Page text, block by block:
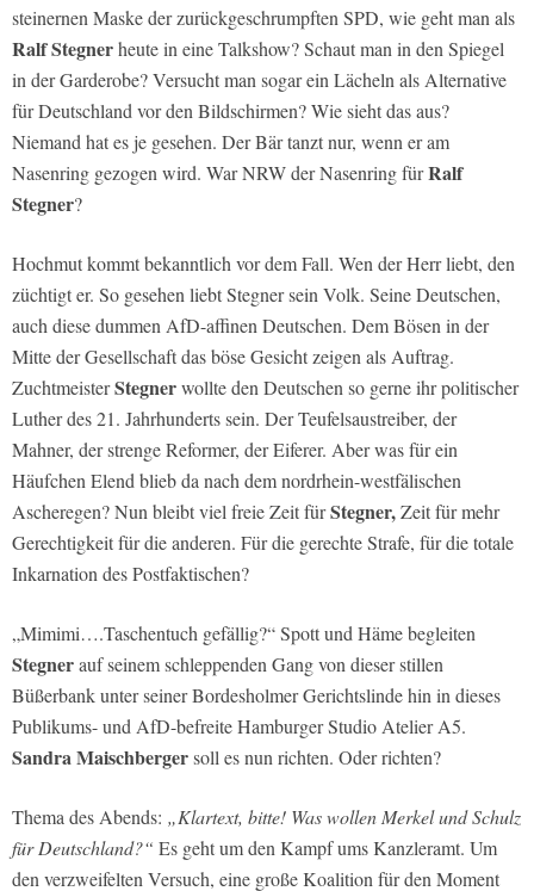
steinernen Maske der zurückgeschrumpften SPD, wie geht man als
Ralf Stegnerheute in eine Talkshow? Schaut man in den Spiegel
in der Garderobe? Versucht man sogar ein Lächeln als Alternative
für Deutschland vor den Bildschirmen? Wie sieht das aus?
Niemand hat es je gesehen. Der Bär tanzt nur, wenn er am
Nasenring gezogen wird. War NRW der Nasenring fürRalf
Stegner?
Hochmut kommt bekanntlich vor dem Fall. Wen der Herr liebt, den
züchtigt er. So gesehen liebt Stegner sein Volk. Seine Deutschen,
auch diese dummen AfD-affinen Deutschen. Dem Bösen in der
Mitte der Gesellschaft das böse Gesicht zeigen als Auftrag.
ZuchtmeisterStegnerwollte den Deutschen so gerne ihr politischer
Luther des 21. Jahrhunderts sein. Der Teufelsaustreiber, der
Mahner, der strenge Reformer, der Eiferer. Aber was für ein
Häufchen Elend blieb da nach dem nordrhein-westfälischen
Ascheregen? Nun bleibt viel freie Zeit fürStegner,Zeit für mehr
Gerechtigkeit für die anderen. Für die gerechte Strafe, für die totale
Inkarnation des Postfaktischen?
„Mimimi….Taschentuch gefällig?“ Spott und Häme begleiten
Stegnerauf seinem schleppenden Gang von dieser stillen
Büßerbank unter seiner Bordesholmer Gerichtslinde hin in dieses
Publikums- und AfD-befreite Hamburger Studio Atelier A5.
Sandra Maischbergersoll es nun richten. Oder richten?
Thema des Abends: „Klartext, bitte! Was wollen Merkel und Schulz
für Deutschland?“ Es geht um den Kampf ums Kanzleramt. Um
den verzweifelten Versuch, eine große Koalition für den Moment